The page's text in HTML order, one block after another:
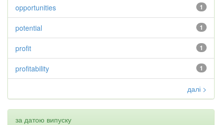
1
opportunities
1
potential
1
profit
1
profitability
далі >
за датою випуску